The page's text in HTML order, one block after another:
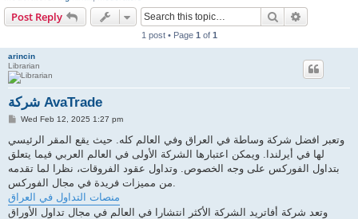
Post Reply Search
1 post • Page 1 of 1
arincin
Librarian
شركة AvaTrade
PWed Feb 12, 2025 1:27 pm
وتعبر افضل شركة وساطة في العراق وفي العالم كله. حيث يقع المقر الرئيسي
لها في أيرلندا. ويمكن اعتبارها الشركة الأولى في العالم العربي فيما يتعلق
بتداول الفوركس على وجه الخصوص. وتداول عقود الفروقات، نظرا لما تقدمه
منصات التداول في العراق
وتعد شركة أفاتريد الشركة الأكثر انتشارا في العالم في مجال تداول الأوراق